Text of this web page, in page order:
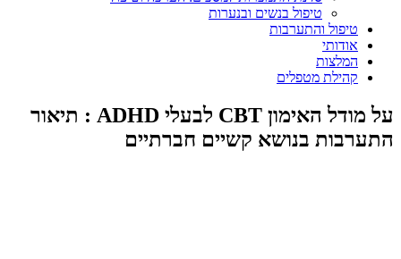
טיפול בנשים ובנערות
טיפול והתערבות
אודותי
המלצות
קהילת מטפלים
על מודל האימון CBT לבעלי ADHD : תיאור
התערבות בנושא קשיים חברתיים